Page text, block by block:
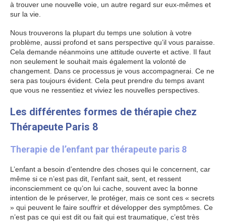
à trouver une nouvelle voie, un autre regard sur eux-mêmes et
sur la vie.
Nous trouverons la plupart du temps une solution à votre
problème, aussi profond et sans perspective qu’il vous paraisse.
Cela demande néanmoins une attitude ouverte et active. Il faut
non seulement le souhait mais également la volonté de
changement. Dans ce processus je vous accompagnerai. Ce ne
sera pas toujours évident. Cela peut prendre du temps avant
que vous ne ressentiez et viviez les nouvelles perspectives.
Les différentes formes de thérapie chez
Thérapeute Paris 8
Therapie de l’enfant par thérapeute paris 8
L’enfant a besoin d’entendre des choses qui le concernent, car
même si ce n’est pas dit, l’enfant sait, sent, et ressent
inconsciemment ce qu’on lui cache, souvent avec la bonne
intention de le préserver, le protéger, mais ce sont ces « secrets
» qui peuvent le faire souffrir et développer des symptômes. Ce
n’est pas ce qui est dit ou fait qui est traumatique, c’est très